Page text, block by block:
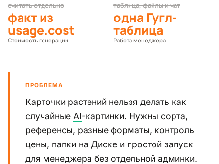
считать отдельно
факт из
usage.cost
Стоимость генерации
таблица, файлы и чат
одна Гугл-
таблица
Работа менеджера
ПРОБЛЕМА
Карточки растений нельзя делать как
случайные AI-картинки. Нужны сорта,
референсы, разные форматы, контроль
цены, папки на Диске и простой запуск
для менеджера без отдельной админки.